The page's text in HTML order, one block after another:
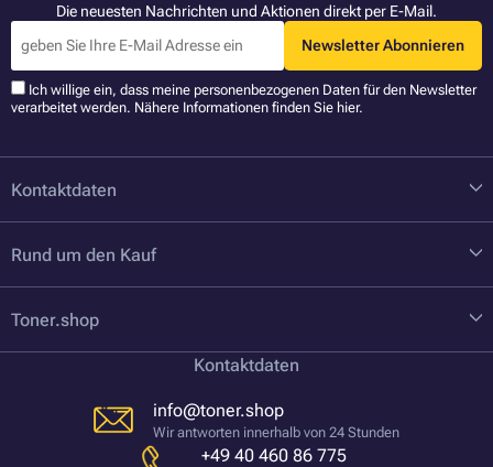
Die neuesten Nachrichten und Aktionen direkt per E-Mail.
Newsletter Abonnieren
Ich willige ein, dass meine personenbezogenen Daten für den Newsletter
verarbeitet werden. Nähere Informationen finden Sie hier.
Kontaktdaten
Rund um den Kauf
Toner.shop
Kontaktdaten
info@toner.shop
Wir antworten innerhalb von 24 Stunden
+49 40 460 86 775